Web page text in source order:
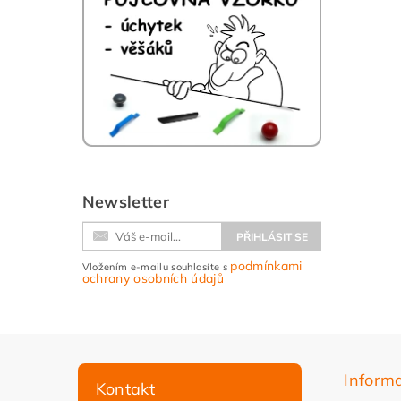
Newsletter
Vložením e-mailu souhlasíte s podmínkami
ochrany osobních údajů
Kontakt